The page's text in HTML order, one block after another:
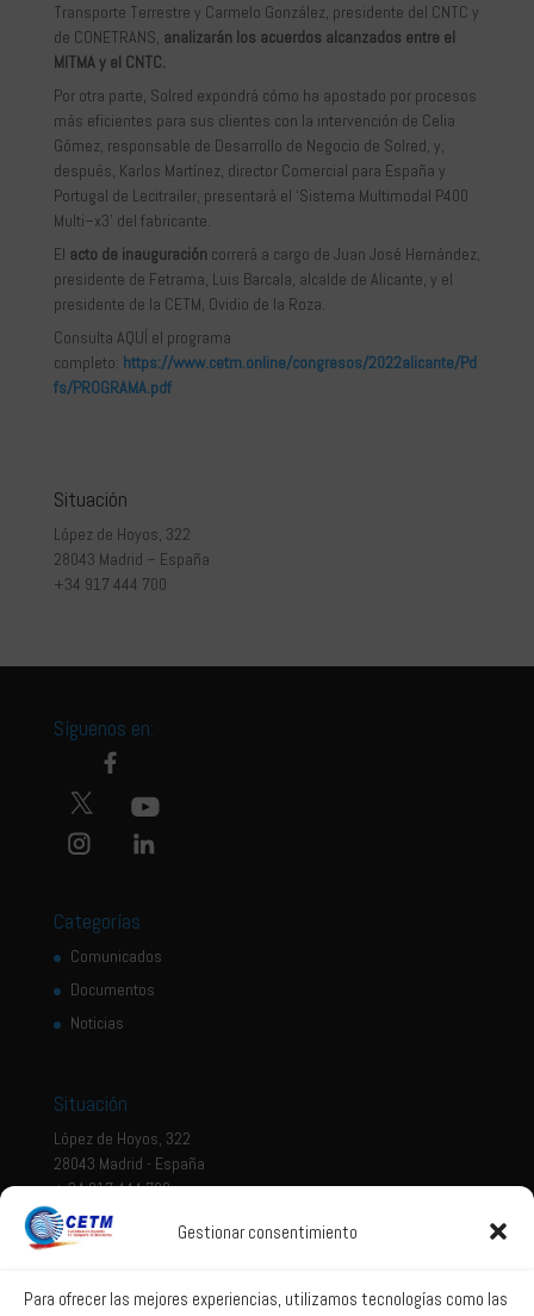
Gestionar consentimiento
Para ofrecer las mejores experiencias, utilizamos tecnologías como las
Transporte Terrestre y Carmelo González, presidente del CNTC y
de CONETRANS, analizarán los acuerdos alcanzados entre el
MITMA y el CNTC.
Por otra parte, Solred expondrá cómo ha apostado por procesos
más eficientes para sus clientes con la intervención de Celia
Gómez, responsable de Desarrollo de Negocio de Solred, y,
después, Karlos Martínez, director Comercial para España y
Portugal de Lecitrailer, presentará el ‘Sistema Multimodal P400
Multi–x3’ del fabricante.
El acto de inauguración correrá a cargo de Juan José Hernández,
presidente de Fetrama, Luis Barcala, alcalde de Alicante, y el
presidente de la CETM, Ovidio de la Roza.
Consulta AQUÍ el programa
completo: https://www.cetm.online/congresos/2022alicante/Pd
fs/PROGRAMA.pdf
Situación
López de Hoyos, 322
28043 Madrid – España
+34 917 444 700
Síguenos en:
Categorías
Comunicados
Documentos
Noticias
Situación
López de Hoyos, 322
28043 Madrid - España
+ 34 917 444 700
Aviso legal